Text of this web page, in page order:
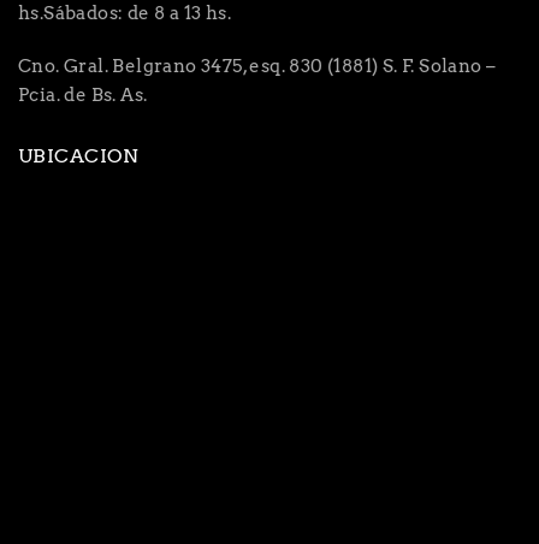
hs.Sábados: de 8 a 13 hs.
Cno. Gral. Belgrano 3475, esq. 830 (1881) S. F. Solano –
Pcia. de Bs. As.
UBICACION